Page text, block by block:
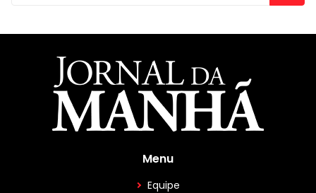
Menu
Equipe